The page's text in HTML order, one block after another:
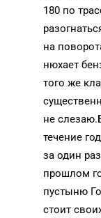
180 по
на
нюхает
того же
не
течение
за один
прошлом
пустыню
стоит